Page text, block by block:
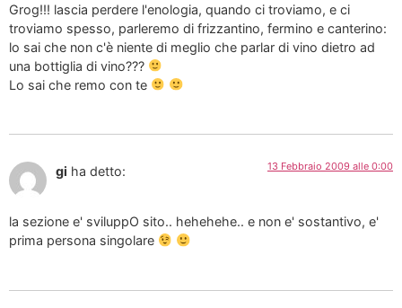
Grog!!! lascia perdere l'enologia, quando ci troviamo, e ci
troviamo spesso, parleremo di frizzantino, fermino e canterino:
lo sai che non c'è niente di meglio che parlar di vino dietro ad
una bottiglia di vino???
Lo sai che remo con te
gi ha detto: 13 Febbraio 2009 alle 0:00
la sezione e' sviluppO sito.. hehehehe.. e non e' sostantivo, e'
prima persona singolare